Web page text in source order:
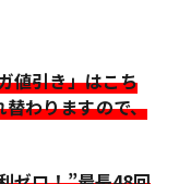
値引き」はこち
わりますので、